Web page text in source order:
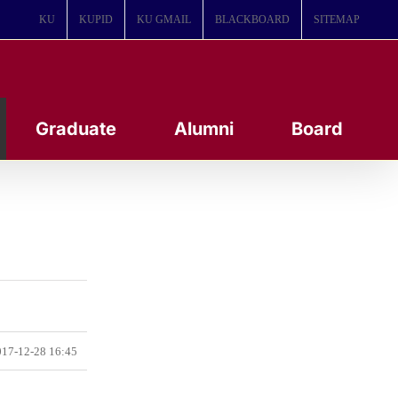
KU KUPID KU GMAIL BLACKBOARD SITEMAP
Graduate Alumni Board
12-28 16:45